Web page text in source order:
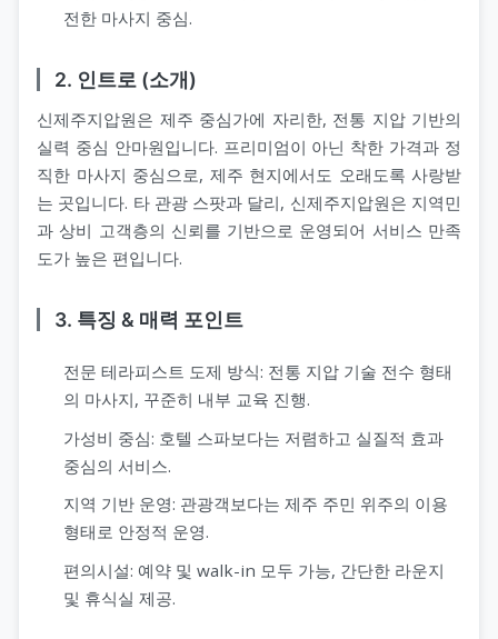
전한 마사지 중심.
2. 인트로 (소개)
신제주지압원은 제주 중심가에 자리한, 전통 지압 기반의
실력 중심 안마원입니다. 프리미엄이 아닌 착한 가격과 정
직한 마사지 중심으로, 제주 현지에서도 오래도록 사랑받
는 곳입니다. 타 관광 스팟과 달리, 신제주지압원은 지역민
과 상비 고객층의 신뢰를 기반으로 운영되어 서비스 만족
도가 높은 편입니다.
3. 특징 & 매력 포인트
전문 테라피스트 도제 방식: 전통 지압 기술 전수 형태
의 마사지, 꾸준히 내부 교육 진행.
가성비 중심: 호텔 스파보다는 저렴하고 실질적 효과
중심의 서비스.
지역 기반 운영: 관광객보다는 제주 주민 위주의 이용
형태로 안정적 운영.
편의시설: 예약 및 walk-in 모두 가능, 간단한 라운지
및 휴식실 제공.